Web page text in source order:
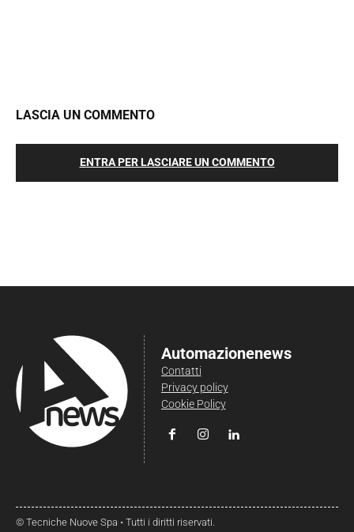
LASCIA UN COMMENTO
ENTRA PER LASCIARE UN COMMENTO
Automazionenews
Contatti
Privacy policy
Cookie Policy
© Tecniche Nuove Spa • Tutti i diritti riservati.